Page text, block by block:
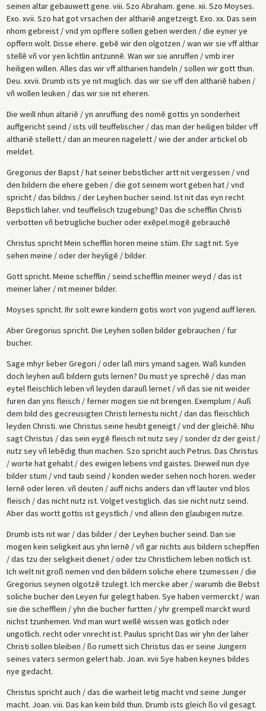
seinen altar gebauwett gene. viii. Szo Abraham. gene. xii. Szo Moyses.
Exo. xvii. Szo hat got vrsachen der althariē angetzeigt. Exo. xx. Das sein
nhom gebreist / vnd ym opffere sollen geben werden / die eyner ye
opffern wolt. Disse ehere. gebē wir den olgotzen / wan wir sie vff althar
stellē vñ vor yen lichtlin antzunnē. Wan wir sie anruffen / vmb irer
heiligen willen. Alles das wir vff altharien handeln / sollen wir gott thun.
Deu. xxvii. Drumb ists ye nit muglich. das wir sie vff den althariē haben /
vñ wollen leuken / das wir sie nit eheren.
Die weill nhun altariē / yn anruffung des nomē gottis yn sonderheit
auffgericht seind / ists vill teuffelischer / das man der heiligen bilder vff
althariē stellett / dan an meuren nagelett / wie der ander artickel ob
meldet.
Gregorius der Bapst / hat seiner bebstlicher artt nit vergessen / vnd
den bildern die ehere geben / die got seinem wort geben hat / vnd
spricht / das bildnis / der Leyhen bucher seind. Ist nit das eyn recht
Bepstlich laher. vnd teuffelisch tzugebung? Das die schefflin Christi
verbotten vñ betrugliche bucher oder exēpel mogē gebrauchē
Christus spricht Mein schefflin horen meine stüm. Ehr sagt nit. Sye
sehen meine / oder der heyligē / bilder.
Gott spricht. Meine schefflin / seind schefflin meiner weyd / das ist
meiner laher / nit meiner bilder.
Moyses spricht. Ihr solt ewre kindern gotis wort von yugend auff leren.
Aber Gregorius spricht. Die Leyhen sollen bilder gebrauchen / fur
bucher.
Sage mhyr lieber Gregori / oder laß mirs ymand sagen. Waß kunden
doch leyhen auß bildern guts lernen? Du must ye sprechē / das man
eytel fleischlich leben vñ leyden darauß lernet / vñ das sie nit weider
furen dan yns fleisch / ferner mogen sie nit brengen. Exemplum / Auß
dem bild des gecreusigten Christi lernestu nicht / dan das fleischlich
leyden Christi. wie Christus seine heubt geneigt / vnd der gleichē. Nhu
sagt Christus / das sein eygē fleisch nit nutz sey / sonder dz der geist /
nutz sey vñ lebēdig thun machen. Szo spricht auch Petrus. Das Christus
/ worte hat gehabt / des ewigen lebens vnd gaistes. Dieweil nun dye
bilder stum / vnd taub seind / konden weder sehen noch horen. weder
lernē oder leren. vñ deuten / auff nichs anders dan vff lauter vnd blos
fleisch / das nicht nutz ist. Volget vestiglich. das sie nicht nutz seind.
Aber das wortt gottis ist geystlich / vnd allein den glaubigen nutze.
Drumb ists nit war / das bilder / der Leyhen bucher seind. Dan sie
mogen kein seligkeit aus yhn lernē / vñ gar nichts aus bildern schepffen
/ das tzu der seligkeit dienet / oder tzu Christlichem leben notlich ist.
Ich welt nit groß nemen vnd den bildern soliche ehere tzumessen / die
Gregorius seynen olgotzē tzulegt. Ich mercke aber / warumb die Bebst
soliche bucher den Leyen fur gelegt haben. Sye haben vermerckt / wan
sie die schefflein / yhn die bucher furtten / yhr grempell marckt wurd
nichst tzunhemen. Vnd man wurt wellē wissen was gotlich oder
ungotlich. recht oder vnrecht ist. Paulus spricht Das wir yhn der laher
Christi sollen bleiben / ßo rumett sich Christus das er seine Jungern
seines vaters sermon gelert hab. Joan. xvii Sye haben keynes bildes
nye gedacht.
Christus spricht auch / das die warheit letig macht vnd seine Junger
macht. Joan. viii. Das kan kein bild thun. Drumb ists gleich ßo vil gesagt.